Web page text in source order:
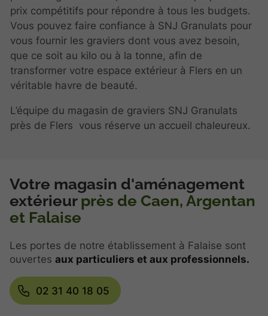
prix compétitifs pour répondre à tous les budgets.
Vous pouvez faire confiance à SNJ Granulats pour
vous fournir les graviers dont vous avez besoin,
que ce soit au kilo ou à la tonne, afin de
transformer votre espace extérieur à Flers en un
véritable havre de beauté.
L’équipe du magasin de graviers SNJ Granulats
près de Flers vous réserve un accueil chaleureux.
Votre magasin d'aménagement
extérieurprès de Caen, Argentan
et Falaise
Les portes de notre établissement à Falaise sont
ouvertes aux particuliers et aux professionnels.
02 31 40 18 05